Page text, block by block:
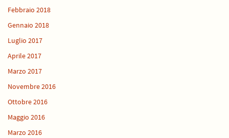
Febbraio 2018
Gennaio 2018
Luglio 2017
Aprile 2017
Marzo 2017
Novembre 2016
Ottobre 2016
Maggio 2016
Marzo 2016